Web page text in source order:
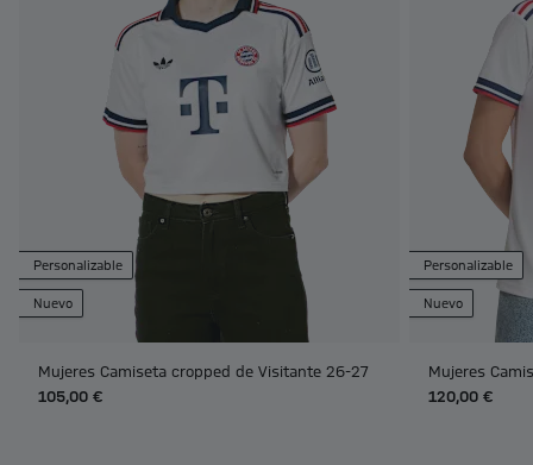
Personalizable
Nuevo
Mujeres Camiseta cropped de Visitante 26-27
105,00 €
Personalizable
Nuevo
Mujeres
120,00 €